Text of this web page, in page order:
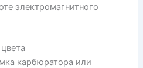
электромагнитного
карбюратора или